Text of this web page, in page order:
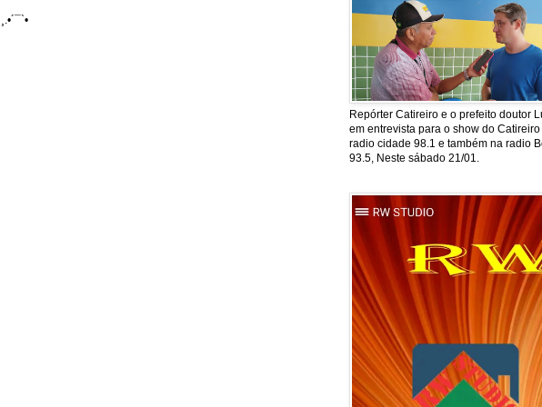
Repórter Catireiro e o prefeito doutor
em entrevista para o show do
radio cidade 98.1 e também na radio
93.5, Neste sábado 21/01.